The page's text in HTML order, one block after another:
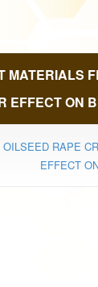
BEE
MATERIALS
EFFECT ON
RAPE
EFFECT